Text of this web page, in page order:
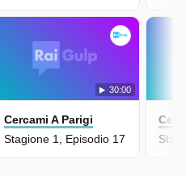
30:00
Cercami A Parigi
Stagione 1, Episodio 17